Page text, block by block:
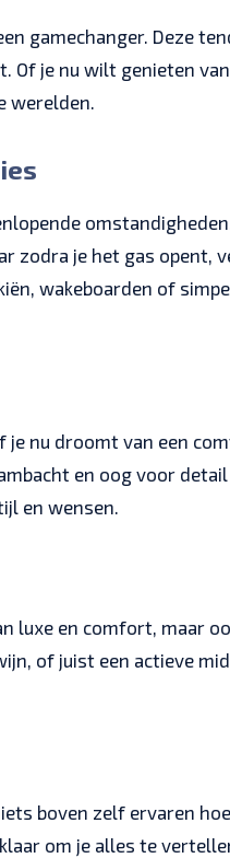
gamechanger. Deze
je nu wilt genieten
werelden.
je het gas opent,
wakeboarden of
je nu droomt van een
en oog voor
en wensen.
luxe en comfort, maar
of juist een actieve
boven zelf ervaren
om je alles te